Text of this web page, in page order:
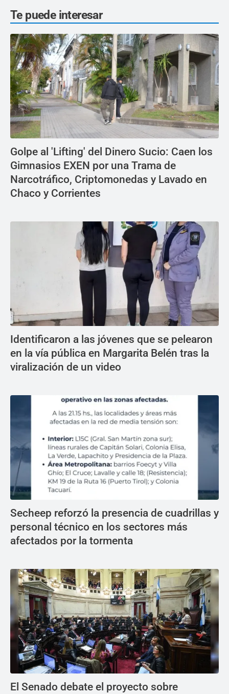
Te puede interesar
Golpe al 'Lifting' del Dinero Sucio: Caen los
Gimnasios EXEN por una Trama de
Narcotráfico, Criptomonedas y Lavado en
Chaco y Corrientes
Identificaron a las jóvenes que se pelearon
en la vía pública en Margarita Belén tras la
viralización de un video
Secheep reforzó la presencia de cuadrillas y
personal técnico en los sectores más
afectados por la tormenta
El Senado debate el proyecto sobre